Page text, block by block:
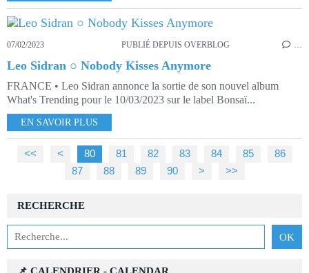
07/02/2023 PUBLIÉ DEPUIS OVERBLOG …
Leo Sidran ○ Nobody Kisses Anymore
FRANCE • Leo Sidran annonce la sortie de son nouvel album
What's Trending pour le 10/03/2023 sur le label Bonsaï...
EN SAVOIR PLUS
<< < 10
20
30
40
50
60
70
80 81 82 83 84 85
86
87
88 89 90 100
200
> >>
RECHERCHE